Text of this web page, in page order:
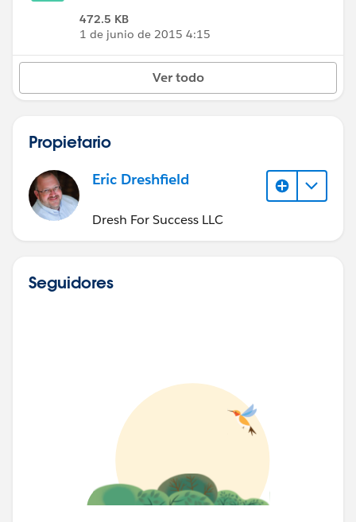
472.5 KB
1 de junio de 2015 4:15
Ver todo
Propietario
Eric Dreshfield
Dresh For Success LLC
Seguidores